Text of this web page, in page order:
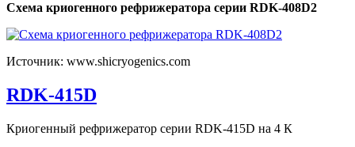
Схема криогенного рефрижератора серии RDK-408D2
Источник: www.shicryogenics.com
RDK-415D
Криогенный рефрижератор серии RDK-415D на 4 К